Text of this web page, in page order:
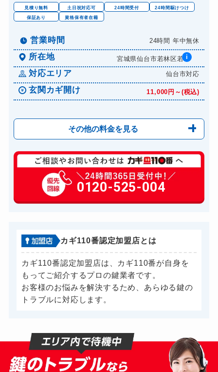
見積り無料 土日祝対応可 24時間受付
24時間駆けつけ
保証あり
資格保有者在籍
営業時間 24時間 年中無休
所在地 宮城県仙台市若林区若...
i
対応エリア 仙台市対応
玄関カギ開け 11,000円～(税込)
その他の料金を見る
玄関カギ修理 6,600円～(税込)
玄関カギ作成 14,300円～(税込)
玄関カギ交換 14,300円～(税込)
バイクカギ開け
バイクカギ作成 16,500円～(税込)
金庫カギ開け
金庫カギ修理 11,000円～(税込)
金庫カギ交換
0120-525-004
カギ110番認定加盟店とは
カギ110番認定加盟店は、カギ110番が自身を
もってご紹介するプロの鍵業者です。
お客様のお悩みを解決するため、あらゆる鍵の
トラブルに対応します。